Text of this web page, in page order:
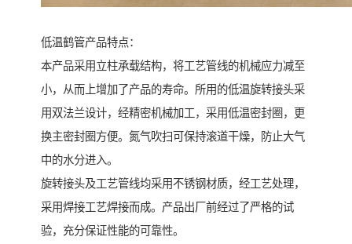
低温鹤管产品特点：
本产品采用立柱承载结构，将工艺管线的机械应力减至
小，从而上增加了产品的寿命。所用的低温旋转接头采
用双法兰设计，经精密机械加工，采用低温密封圈，更
换主密封圈方便。氮气吹扫可保持滚道干燥，防止大气
中的水分进入。
旋转接头及工艺管线均采用不锈钢材质，经工艺处理，
采用焊接工艺焊接而成。产品出厂前经过了严格的试
验，充分保证性能的可靠性。